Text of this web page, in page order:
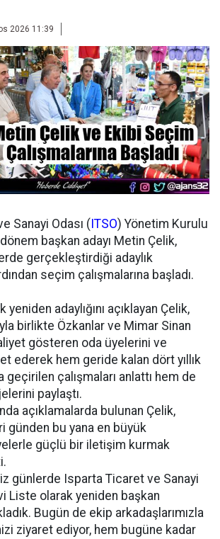
2026 11:39
Sanayi Odası ( ITSO) Yönetim Kurulu
başkan adayı Metin Çelik,
gerçekleştirdiği adaylık
seçim çalışmalarına başladı.
adaylığını açıklayan Çelik,
birlikte Özkanlar ve Mimar Sinan
gösteren oda üyelerini ve
ederek hem geride kalan dört yıllık
geçirilen çalışmaları anlattı hem de
paylaştı.
açıklamalarda bulunan Çelik,
günden bu yana en büyük
güçlü bir iletişim kurmak
günlerde Isparta Ticaret ve Sanayi
Liste olarak yeniden başkan
Bugün de ekip arkadaşlarımızla
ziyaret ediyor, hem bugüne kadar